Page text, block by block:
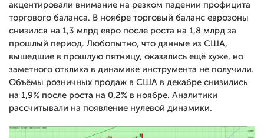
акцентировали внимание на резком падении профицита
торгового баланса. В ноябре торговый баланс еврозоны
снизился на 1,3 млрд евро после роста на 1,8 млрд за
прошлый период. Любопытно, что данные из США,
вышедшие в прошлую пятницу, оказались ещё хуже, но
заметного отклика в динамике инструмента не получили.
Объёмы розничных продаж в США в декабре снизились
на 1,9% после роста на 0,2% в ноябре. Аналитики
рассчитывали на появление нулевой динамики.